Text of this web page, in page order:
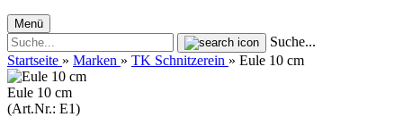
Menü
Suche...
Startseite » Marken » TK Schnitzerein » Eule 10 cm
Eule 10 cm
(Art.Nr.: E1)